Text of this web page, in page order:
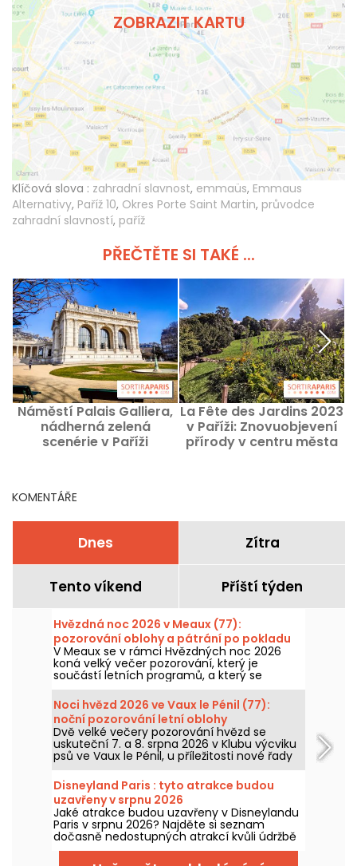
ZOBRAZIT KARTU
Klíčová slova : zahradní slavnost, emmaüs, Emmaus
Alternativy, Paříž 10, Okres Porte Saint Martin, průvodce
zahradní slavností, paříž
PŘEČTĚTE SI TAKÉ ...
Náměstí Palais Galliera,
nádherná zelená
scenérie v Paříži
La Fête des Jardins 2023
v Paříži: Znovuobjevení
přírody v centru města
KOMENTÁŘE
Dnes Zítra
Tento víkend Příští týden
Hvězdná noc 2026 v Meaux (77):
pozorování oblohy a pátrání po pokladu
V Meaux se v rámci Hvězdných noc 2026
koná velký večer pozorování, který je
součástí letních programů, a který se
uskuteční 7. srpna, aby se návštěvníci stali
neomylnými experty na planety a hvězdy!
Noci hvězd 2026 ve Vaux le Pénil (77):
noční pozorování letní oblohy
Dvě velké večery pozorování hvězd se
uskuteční 7. a 8. srpna 2026 v Klubu výcviku
psů ve Vaux le Pénil, u příležitosti nové řady
Nuits des Etoiles.
Disneyland Paris : tyto atrakce budou
uzavřeny v srpnu 2026
Jaké atrakce budou uzavřeny v Disneylandu
Paris v srpnu 2026? Najděte si seznam
dočasně nedostupných atrakcí kvůli údržbě
nebo rekonstrukci, abyste si mohli
naplánovat návštěvu v parcích Disney.